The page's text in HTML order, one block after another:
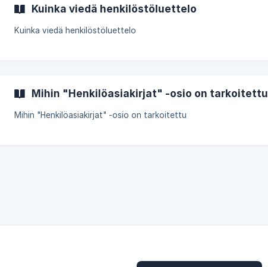
Kuinka viedä henkilöstöluettelo
Kuinka viedä henkilöstöluettelo
Mihin "Henkilöasiakirjat" -osio on tarkoitettu
Mihin "Henkilöasiakirjat" -osio on tarkoitettu